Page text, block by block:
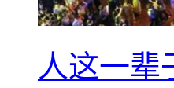
人这一辈